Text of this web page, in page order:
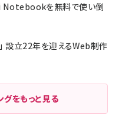
Notebookを無料で使い倒
設立22年を迎えるWeb制作
をもっと見る